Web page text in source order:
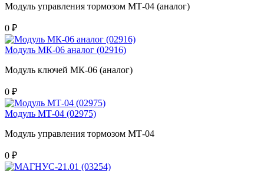
Модуль управления тормозом МТ-04 (аналог)
0 ₽
Модуль МК-06 аналог (02916)
Модуль ключей МК-06 (аналог)
0 ₽
Модуль МТ-04 (02975)
Модуль управления тормозом МТ-04
0 ₽